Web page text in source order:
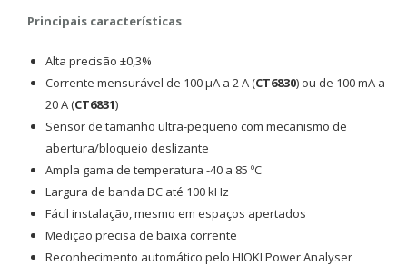
Principais características
Alta precisão ±0,3%
Corrente mensurável de 100 μA a 2 A (CT6830) ou de 100 mA a
20 A (CT6831)
Sensor de tamanho ultra-pequeno com mecanismo de
abertura/bloqueio deslizante
Ampla gama de temperatura -40 a 85 ºC
Largura de banda DC até 100 kHz
Fácil instalação, mesmo em espaços apertados
Medição precisa de baixa corrente
Reconhecimento automático pelo HIOKI Power Analyser